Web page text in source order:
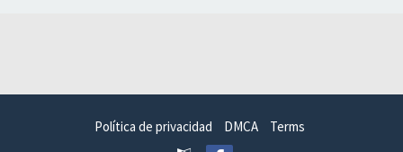
Política de privacidad DMCA Terms